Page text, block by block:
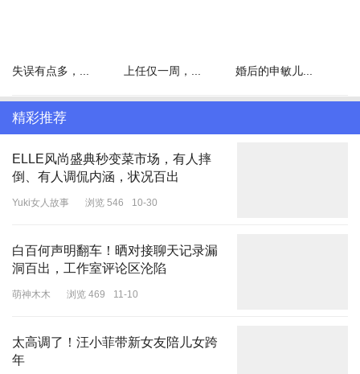
原来他也没有逃过中年男星“发福”的问题，整张脸都开始横着长了。
脖子粗，脸盘子大，向来引以为傲的下颌线都模糊不清。
当抢镜。
按照这个发展势头，估计他要成为第二个沈腾了，还是减减肥吧！
青年电影演员中，00后小生易烊千玺确实争气，手握几部爆款电
影，成绩斐然。
失误有点多，... 上任仅一周，... 婚后的申敏儿...
精彩推荐
ELLE风尚盛典秒变菜市场，有人摔
倒、有人调侃内涵，状况百出
Yuki女人故事 浏览 546 10-30
白百何声明翻车！晒对接聊天记录漏
洞百出，工作室评论区沦陷
萌神木木 浏览 469 11-10
太高调了！汪小菲带新女友陪儿女跨
年